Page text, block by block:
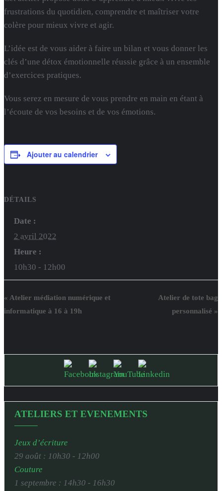
frustrations du quotidien, comprendre et maîtriser votre
colère pour mieux vivre et agir.
L’idée est de vous aider à faire un bilan et vous donner les
clés d’une détox émotionnelle réussie grâce à un ensemble
d’exercices pratiques.
Vous serez en mesure de vous prendre en main en étant à
l’écoute de vos besoins et de vos émotions.
Ajouter au calendrier
DÉTAILS
Date :
2 avril 2022
Heure :
10h30 - 12h00
« Atelier médiation numérique et
informatique à 16 à 19h
Atelier de tote bag
personnalisé »
ATELIERS ET EVENEMENTS
Jeux d’écriture
29 août : 10h30 - 12h00
Couture
1 septembre : 14h30 - 16h30